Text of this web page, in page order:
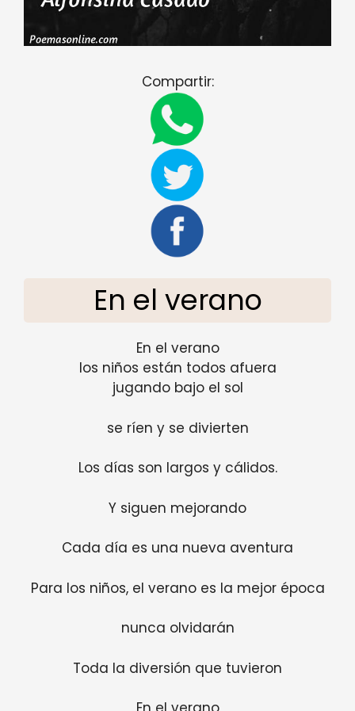
Compartir:
En el verano
En el verano
los niños están todos afuera
jugando bajo el sol
se ríen y se divierten
Los días son largos y cálidos.
Y siguen mejorando
Cada día es una nueva aventura
Para los niños, el verano es la mejor época
nunca olvidarán
Toda la diversión que tuvieron